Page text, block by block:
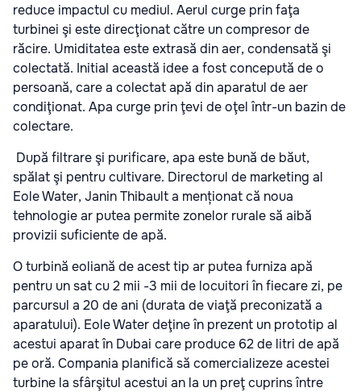
reduce impactul cu mediul. Aerul curge prin faţa
turbinei şi este direcţionat către un compresor de
răcire. Umiditatea este extrasă din aer, condensată şi
colectată. Initial această idee a fost concepută de o
persoană, care a colectat apă din aparatul de aer
condiţionat. Apa curge prin ţevi de oţel într-un bazin de
colectare.
După filtrare şi purificare, apa este bună de băut,
spălat şi pentru cultivare. Directorul de marketing al
Eole Water, Janin Thibault a menționat că noua
tehnologie ar putea permite zonelor rurale să aibă
provizii suficiente de apă.
O turbină eoliană de acest tip ar putea furniza apă
pentru un sat cu 2 mii -3 mii de locuitori în fiecare zi, pe
parcursul a 20 de ani (durata de viaţă preconizată a
aparatului). Eole Water deţine în prezent un prototip al
acestui aparat în Dubai care produce 62 de litri de apă
pe oră. Compania planifică să comercializeze acestei
turbine la sfârşitul acestui an la un preţ cuprins între